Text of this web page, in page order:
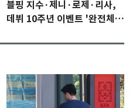
블핑 지수·제니·로제·리사,
데뷔 10주년 이벤트 '완전체'